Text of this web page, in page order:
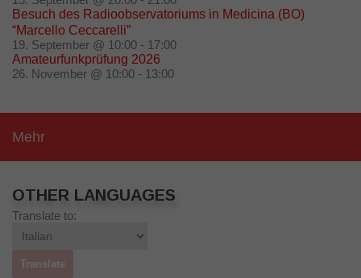
Besuch des Radioobservatoriums in Medicina (BO)
“Marcello Ceccarelli”
19. September @ 10:00 - 17:00
Amateurfunkprüfung 2026
26. November @ 10:00 - 13:00
Mehr
OTHER LANGUAGES
Translate to: